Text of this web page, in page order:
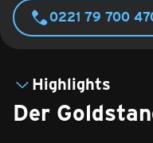
0221 79 700
Highlights
Der